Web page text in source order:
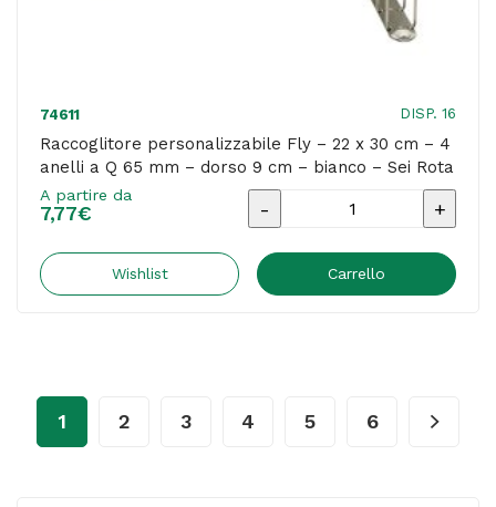
bianco
-
Rota
quantità
74611 DISP. 16
Raccoglitore personalizzabile Fly – 22 x 30 cm – 4
anelli a Q 65 mm – dorso 9 cm – bianco – Sei Rota
A partire da
7,77€
Raccoglitore
Fly
Wishlist Carrello
1 2 3 4 5 6